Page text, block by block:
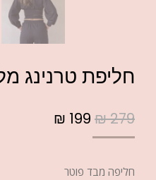
חליפת טרנינג
₪279
₪ 199
חליפה מבד פוטר